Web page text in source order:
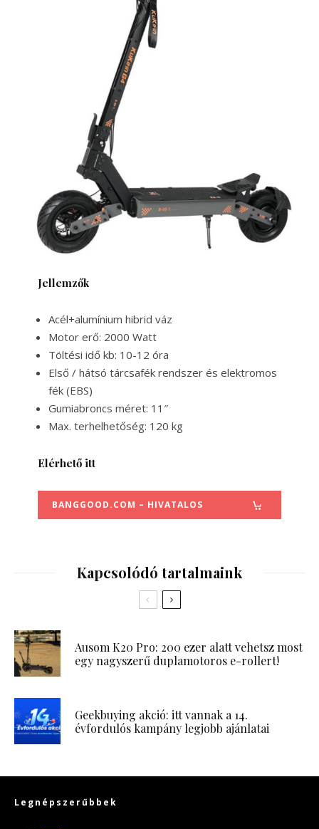
Jellemzők
Acél+alumínium hibrid váz
Motor erő: 2000 Watt
Töltési idő kb: 10-12 óra
Első / hátsó tárcsafék rendszer és elektromos
fék (EBS)
Gumiabroncs méret: 11″
Max. terhelhetőség: 120 kg
Elérhető itt
BANGGOOD.COM – HIVATALOS
Kapcsolódó tartalmaink
Ausom K20 Pro: 200 ezer alatt vehetsz most
egy nagyszerű duplamotoros e-rollert!
Geekbuying akció: itt vannak a 14.
évfordulós kampány legjobb ajánlatai
Legnépszerűbbek